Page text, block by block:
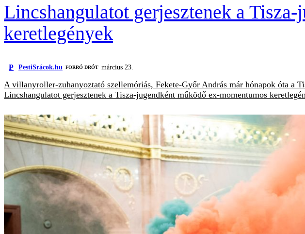
Lincshangulatot gerjesztenek a
keretlegények
P PestiSrácok.hu FORRÓ DRÓT március 23.
A villanyroller-zuhanyoztató szellemóriás, Fekete-Győr András már hónapok óta a
Lincshangulatot gerjesztenek a Tisza-jugendként működő ex-momentumos